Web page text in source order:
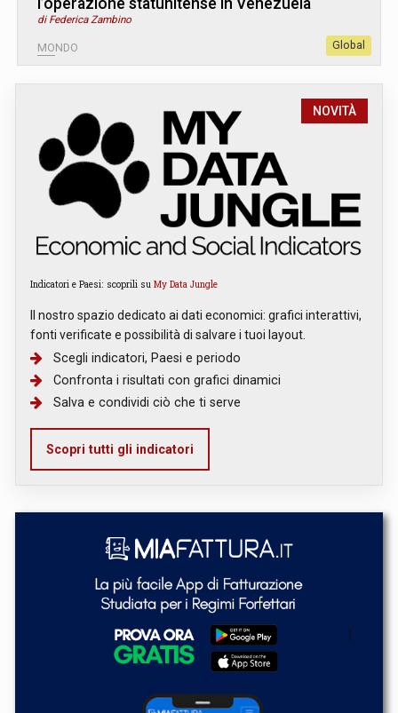
di Federica Zambino
MONDO Global
NOVITÀ
Indicatori e Paesi: scoprili su My Data Jungle
Il nostro spazio dedicato ai dati economici: grafici interattivi,
fonti verificate e possibilità di salvare i tuoi layout.
Scegli indicatori, Paesi e periodo
Confronta i risultati con grafici dinamici
Salva e condividi ciò che ti serve
Scopri tutti gli indicatori